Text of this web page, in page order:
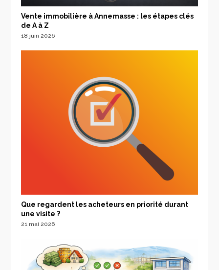
Vente immobilière à Annemasse : les étapes clés
de A à Z
18 juin 2026
Que regardent les acheteurs en priorité durant
une visite ?
21 mai 2026